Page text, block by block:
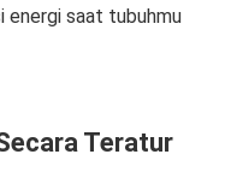
energi saat tubuhmu
Teratur